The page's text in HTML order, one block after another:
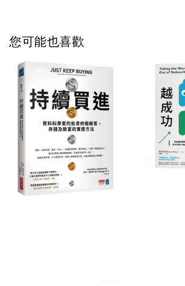
您可能也喜歡